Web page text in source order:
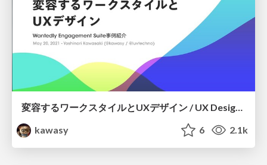
変容するワークスタイルとUXデザイン / UX Design in a New Era of Work
kawasy
6 2.1k